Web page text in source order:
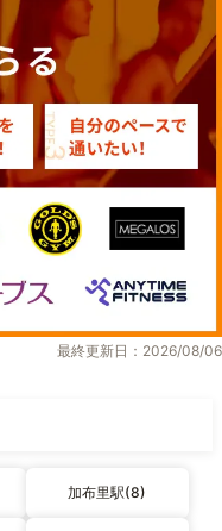
最終更新日：2026/08/06
加布里駅(8)